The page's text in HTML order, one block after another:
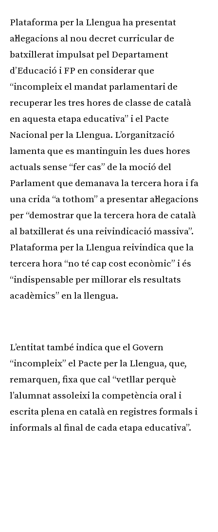
Plataforma per la Llengua ha presentat
al·legacions al nou decret curricular de
batxillerat impulsat pel Departament
d’Educació i FP en considerar que
“incompleix el mandat parlamentari de
recuperar les tres hores de classe de català
en aquesta etapa educativa” i el Pacte
Nacional per la Llengua. L’organització
lamenta que es mantinguin les dues hores
actuals sense “fer cas” de la moció del
Parlament que demanava la tercera hora i fa
una crida “a tothom” a presentar al·legacions
per “demostrar que la tercera hora de català
al batxillerat és una reivindicació massiva”.
Plataforma per la Llengua reivindica que la
tercera hora “no té cap cost econòmic” i és
“indispensable per millorar els resultats
acadèmics” en la llengua.
L’entitat també indica que el Govern
“incompleix” el Pacte per la Llengua, que,
remarquen, fixa que cal “vetllar perquè
l’alumnat assoleixi la competència oral i
escrita plena en català en registres formals i
informals al final de cada etapa educativa”.